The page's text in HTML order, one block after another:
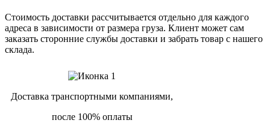
Стоимость доставки рассчитывается отдельно для каждого
адреса в зависимости от размера груза. Клиент может сам
заказать сторонние службы доставки и забрать товар с нашего
склада.
Доставка транспортными компаниями,
после 100% оплаты